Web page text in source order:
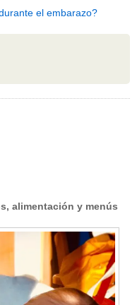
el embarazo?
alimentación y menús